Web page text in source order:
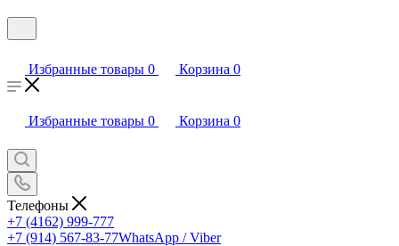
Избранные товары 0 Корзина 0
Избранные товары 0 Корзина 0
Телефоны
+7 (4162) 999-777
+7 (914) 567-83-77WhatsApp / Viber